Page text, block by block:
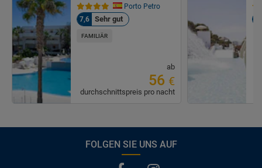
Porto Petro
7,6
Sehr gut
FAMILIÄR
ab
56 €
durchschnittspreis pro nacht
FOLGEN SIE UNS AUF